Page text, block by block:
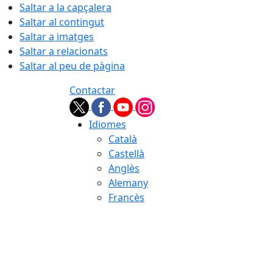
Saltar a la capçalera
Saltar al contingut
Saltar a imatges
Saltar a relacionats
Saltar al peu de pàgina
Contactar
Idiomes
Català
Castellà
Anglès
Alemany
Francès